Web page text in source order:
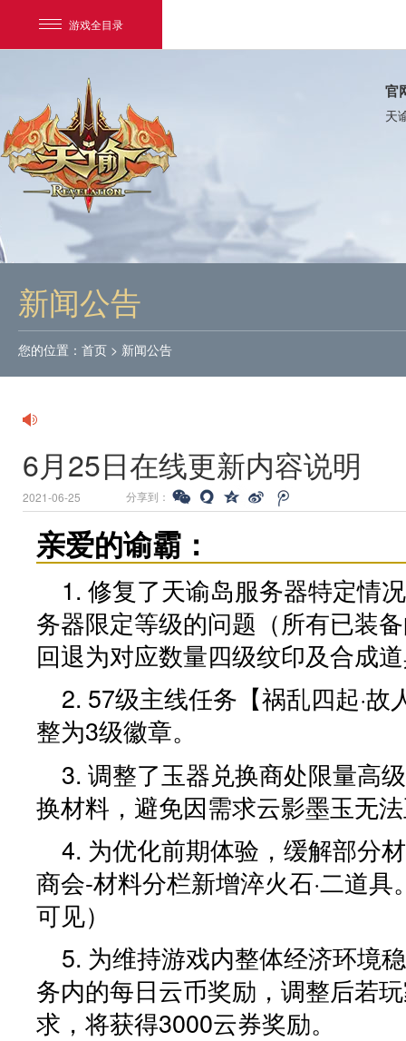
游戏全目录
网易游戏
我的足迹：
官
天
新闻公告
您的位置： 首页 > 新闻公告
6月25日在线更新内容说明
2021-06-25 分享到：
亲爱的谕霸：
1. 修复了天谕岛服务器特定情
务器限定等级的问题（所有已装
回退为对应数量四级纹印及合成
2. 57级主线任务【祸乱四起·
整为3级徽章。
3. 调整了玉器兑换商处限量高
换材料，避免因需求云影墨玉无
4. 为优化前期体验，缓解部分
商会-材料分栏新增淬火石·二道
可见）
5. 为维持游戏内整体经济环境
务内的每日云币奖励，调整后若
求，将获得3000云券奖励。